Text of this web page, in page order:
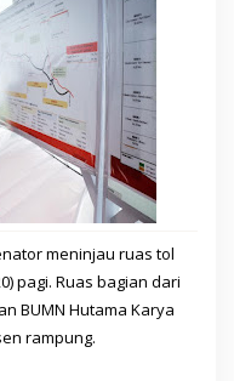
meninjau ruas tol
pagi. Ruas bagian dari
BUMN Hutama Karya
rampung.